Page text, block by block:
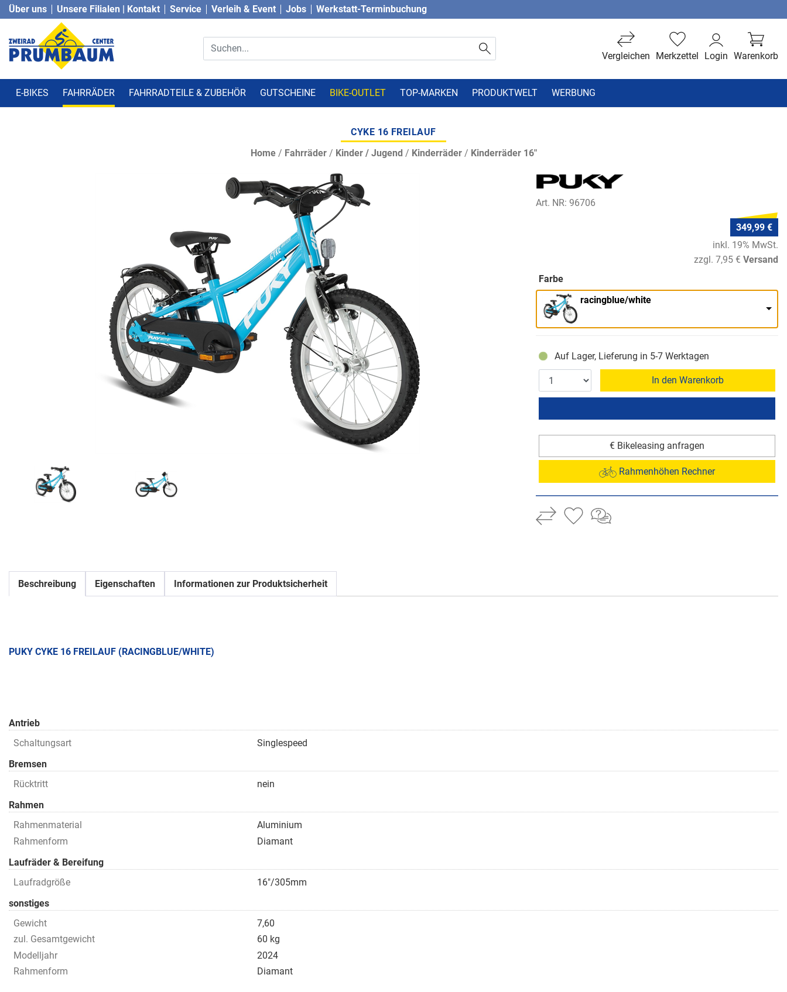
Über uns Unsere Filialen | Kontakt Service Verleih & Event Jobs Werkstatt-Terminbuchung
Warenkorb
Login
Merkzettel
Vergleichen
E-BIKES FAHRRÄDER FAHRRADTEILE & ZUBEHÖR GUTSCHEINE BIKE-OUTLET TOP-MARKEN PRODUKTWELT WERBUNG
CYKE 16 FREILAUF
Home/ Fahrräder/ Kinder / Jugend / Kinderräder/ Kinderräder 16"
Art. NR: 96706
349,99 €
inkl. 19% MwSt.
zzgl. 7,95 € Versand
Farbe
racingblue/white
Auf Lager, Lieferung in 5-7 Werktagen
In den Warenkorb
€ Bikeleasing anfragen
Rahmenhöhen Rechner
Beschreibung Eigenschaften Informationen zur Produktsicherheit
PUKY CYKE 16 FREILAUF (RACINGBLUE/WHITE)
Antrieb
Schaltungsart
Singlespeed
Bremsen
Rücktritt
nein
Rahmen
Rahmenmaterial
Aluminium
Rahmenform
Diamant
Laufräder & Bereifung
Laufradgröße
16"/305mm
sonstiges
Gewicht
7,60
zul. Gesamtgewicht
60 kg
Modelljahr
2024
Rahmenform
Diamant